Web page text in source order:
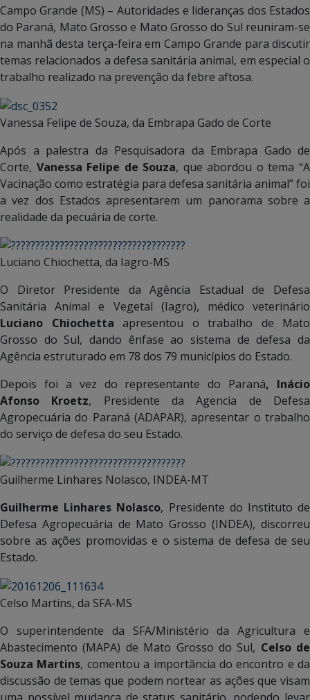
Campo Grande (MS) – Autoridades e lideranças dos Estados
do Paraná, Mato Grosso e Mato Grosso do Sul reuniram-se
na manhã desta terça-feira em Campo Grande para discutir
temas relacionados a defesa sanitária animal, em especial o
trabalho realizado na prevenção da febre aftosa.
Vanessa Felipe de Souza, da Embrapa Gado de Corte
Após a palestra da Pesquisadora da Embrapa Gado de
Corte, Vanessa Felipe de Souza, que abordou o tema “A
Vacinação como estratégia para defesa sanitária animal” foi
a vez dos Estados apresentarem um panorama sobre a
realidade da pecuária de corte.
Luciano Chiochetta, da Iagro-MS
O Diretor Presidente da Agência Estadual de Defesa
Sanitária Animal e Vegetal (Iagro), médico veterinário
Luciano Chiochetta apresentou o trabalho de Mato
Grosso do Sul, dando ênfase ao sistema de defesa da
Agência estruturado em 78 dos 79 municípios do Estado.
Depois foi a vez do representante do Paraná, Inácio
Afonso Kroetz, Presidente da Agencia de Defesa
Agropecuária do Paraná (ADAPAR), apresentar o trabalho
do serviço de defesa do seu Estado.
Guilherme Linhares Nolasco, INDEA-MT
Guilherme Linhares Nolasco, Presidente do Instituto de
Defesa Agropecuária de Mato Grosso (INDEA), discorreu
sobre as ações promovidas e o sistema de defesa de seu
Estado.
Celso Martins, da SFA-MS
O superintendente da SFA/Ministério da Agricultura e
Abastecimento (MAPA) de Mato Grosso do Sul, Celso de
Souza Martins, comentou a importância do encontro e da
discussão de temas que podem nortear as ações que visam